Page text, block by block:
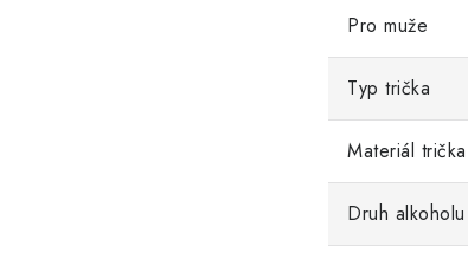
Pro muže
Typ trička
Materiál trička
Druh alkoholu